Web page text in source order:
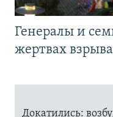
Генералы и
жертвах